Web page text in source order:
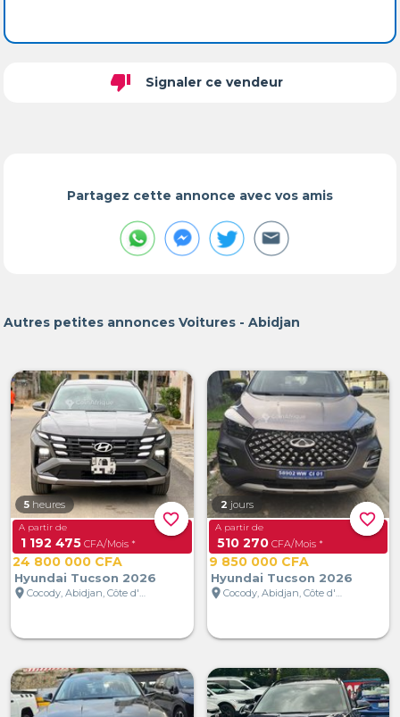
thumb_down Signaler ce vendeur
Partagez cette annonce avec vos amis
Autres petites annonces Voitures - Abidjan
favorite_border
5 heures
A partir de
1 192 475 CFA/Mois *
24 800 000 CFA
Hyundai Tucson 2026
location_on
Cocody, Abidjan, Côte d'Ivoire
favorite_border
2 jours
A partir de
510 270 CFA/Mois *
9 850 000 CFA
Hyundai Tucson 2026
location_on
Cocody, Abidjan, Côte d'Ivoire